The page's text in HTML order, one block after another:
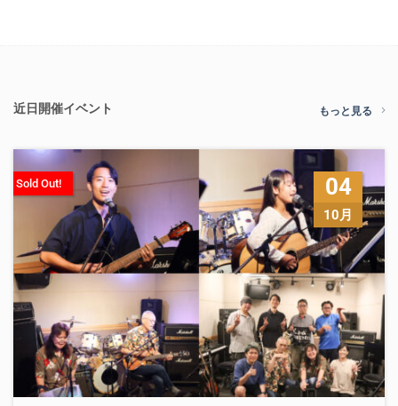
近日開催イベント もっと見る
04
10月
Sold Out!